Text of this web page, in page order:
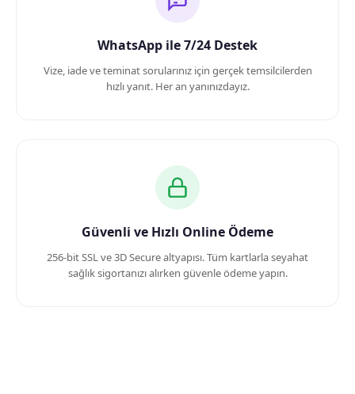
WhatsApp ile 7/24 Destek
Vize, iade ve teminat sorularınız için gerçek temsilcilerden
hızlı yanıt. Her an yanınızdayız.
Güvenli ve Hızlı Online Ödeme
256-bit SSL ve 3D Secure altyapısı. Tüm kartlarla seyahat
sağlık sigortanızı alırken güvenle ödeme yapın.